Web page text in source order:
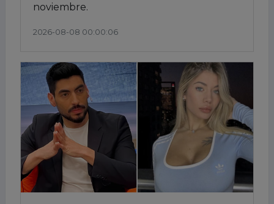
noviembre.
2026-08-08 00:00:06